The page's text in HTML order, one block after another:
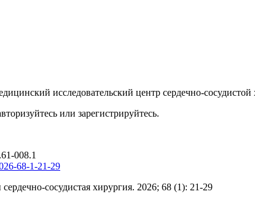
исследовательский центр сердечно-
или зарегистрируйтесь.
008.1
68-1-21-29
сердечно-сосудистая хирургия. 2026; 68 (1): 21-29